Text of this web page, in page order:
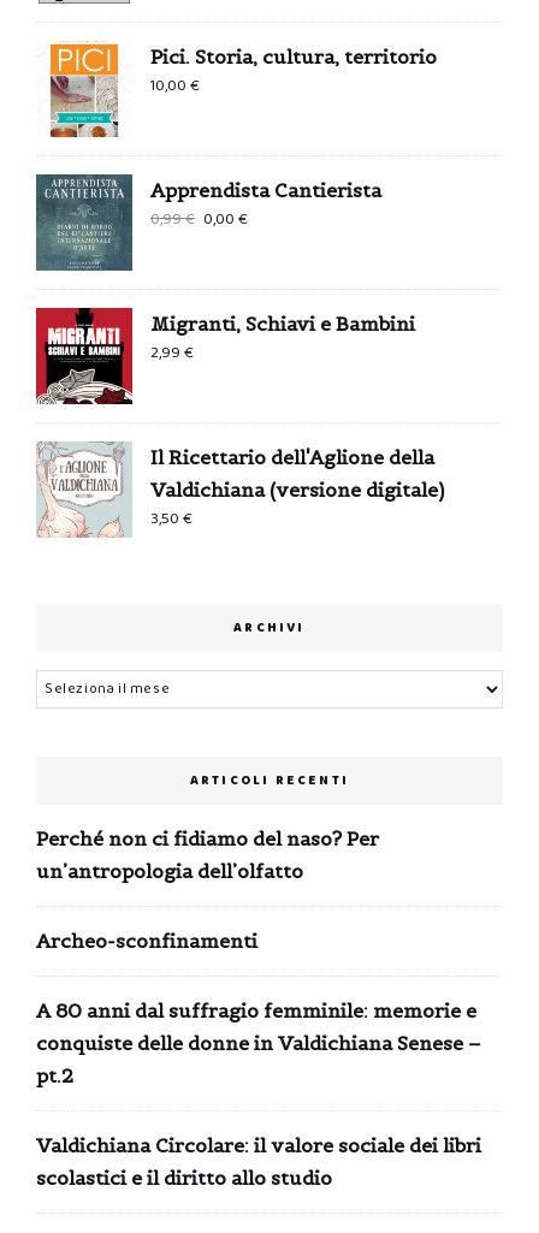
Pici. Storia, cultura, territorio
10,00€
Apprendista Cantierista
0,99€
era:
0,99 €.
0,00€
è:
0,00 €.
Migranti, Schiavi e Bambini
2,99€
Il Ricettario dell'Aglione della
Valdichiana (versione digitale)
3,50€
ARCHIVI
Archivi
ARTICOLI RECENTI
Perché non ci fidiamo del naso? Per
un’antropologia dell’olfatto
Archeo-sconfinamenti
A 80 anni dal suffragio femminile: memorie e
conquiste delle donne in Valdichiana Senese –
pt.2
Valdichiana Circolare: il valore sociale dei libri
scolastici e il diritto allo studio